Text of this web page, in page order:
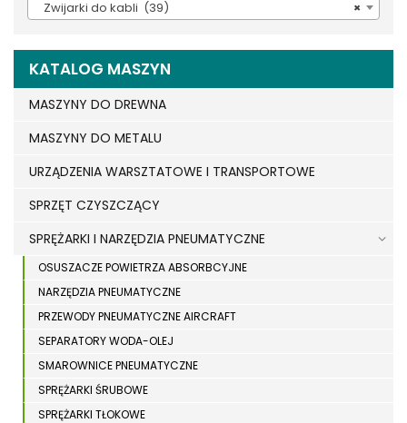
×
Zwijarki do kabli (39)
KATALOG MASZYN
MASZYNY DO DREWNA
MASZYNY DO METALU
URZĄDZENIA WARSZTATOWE I TRANSPORTOWE
SPRZĘT CZYSZCZĄCY
SPRĘŻARKI I NARZĘDZIA PNEUMATYCZNE
OSUSZACZE POWIETRZA ABSORBCYJNE
NARZĘDZIA PNEUMATYCZNE
PRZEWODY PNEUMATYCZNE AIRCRAFT
SEPARATORY WODA-OLEJ
SMAROWNICE PNEUMATYCZNE
SPRĘŻARKI ŚRUBOWE
SPRĘŻARKI TŁOKOWE